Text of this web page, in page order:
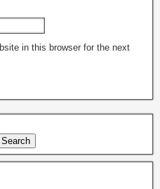
in this browser for the next
Search